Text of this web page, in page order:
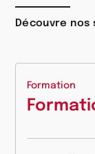
Découvre nos
Formation